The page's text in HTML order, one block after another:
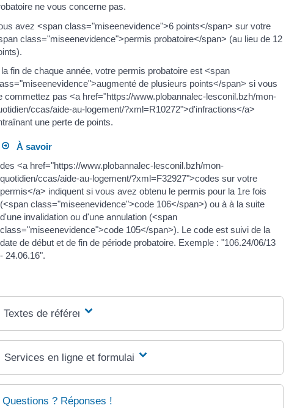
ne vous concerne pas.
avez <span class="miseenevidence">6 points</span> sur votre
class="miseenevidence">permis probatoire</span> (au lieu de 12
fin de chaque année, votre permis probatoire est <span
de plusieurs points</span> si vous
commettez pas <a href="https://www.plobannalec-lesconil.bzh/mon-
ccas/aide-au-logement/?xml=R10272">d'infractions</a>
une perte de points.
À savoir
des <a href="https://www.plobannalec-lesconil.bzh/mon-
quotidien/ccas/aide-au-logement/?xml=F32927">codes sur votre
permis</a> indiquent si vous avez obtenu le permis pour la 1re fois
(<span class="miseenevidence">code 106</span>) ou à à la suite
d'une invalidation ou d'une annulation (<span
class="miseenevidence">code 105</span>). Le code est suivi de la
date de début et de fin de période probatoire. Exemple : "106.24/06/13
- 24.06.16".
Textes de référence
Services en ligne et formulaires
Questions ? Réponses !